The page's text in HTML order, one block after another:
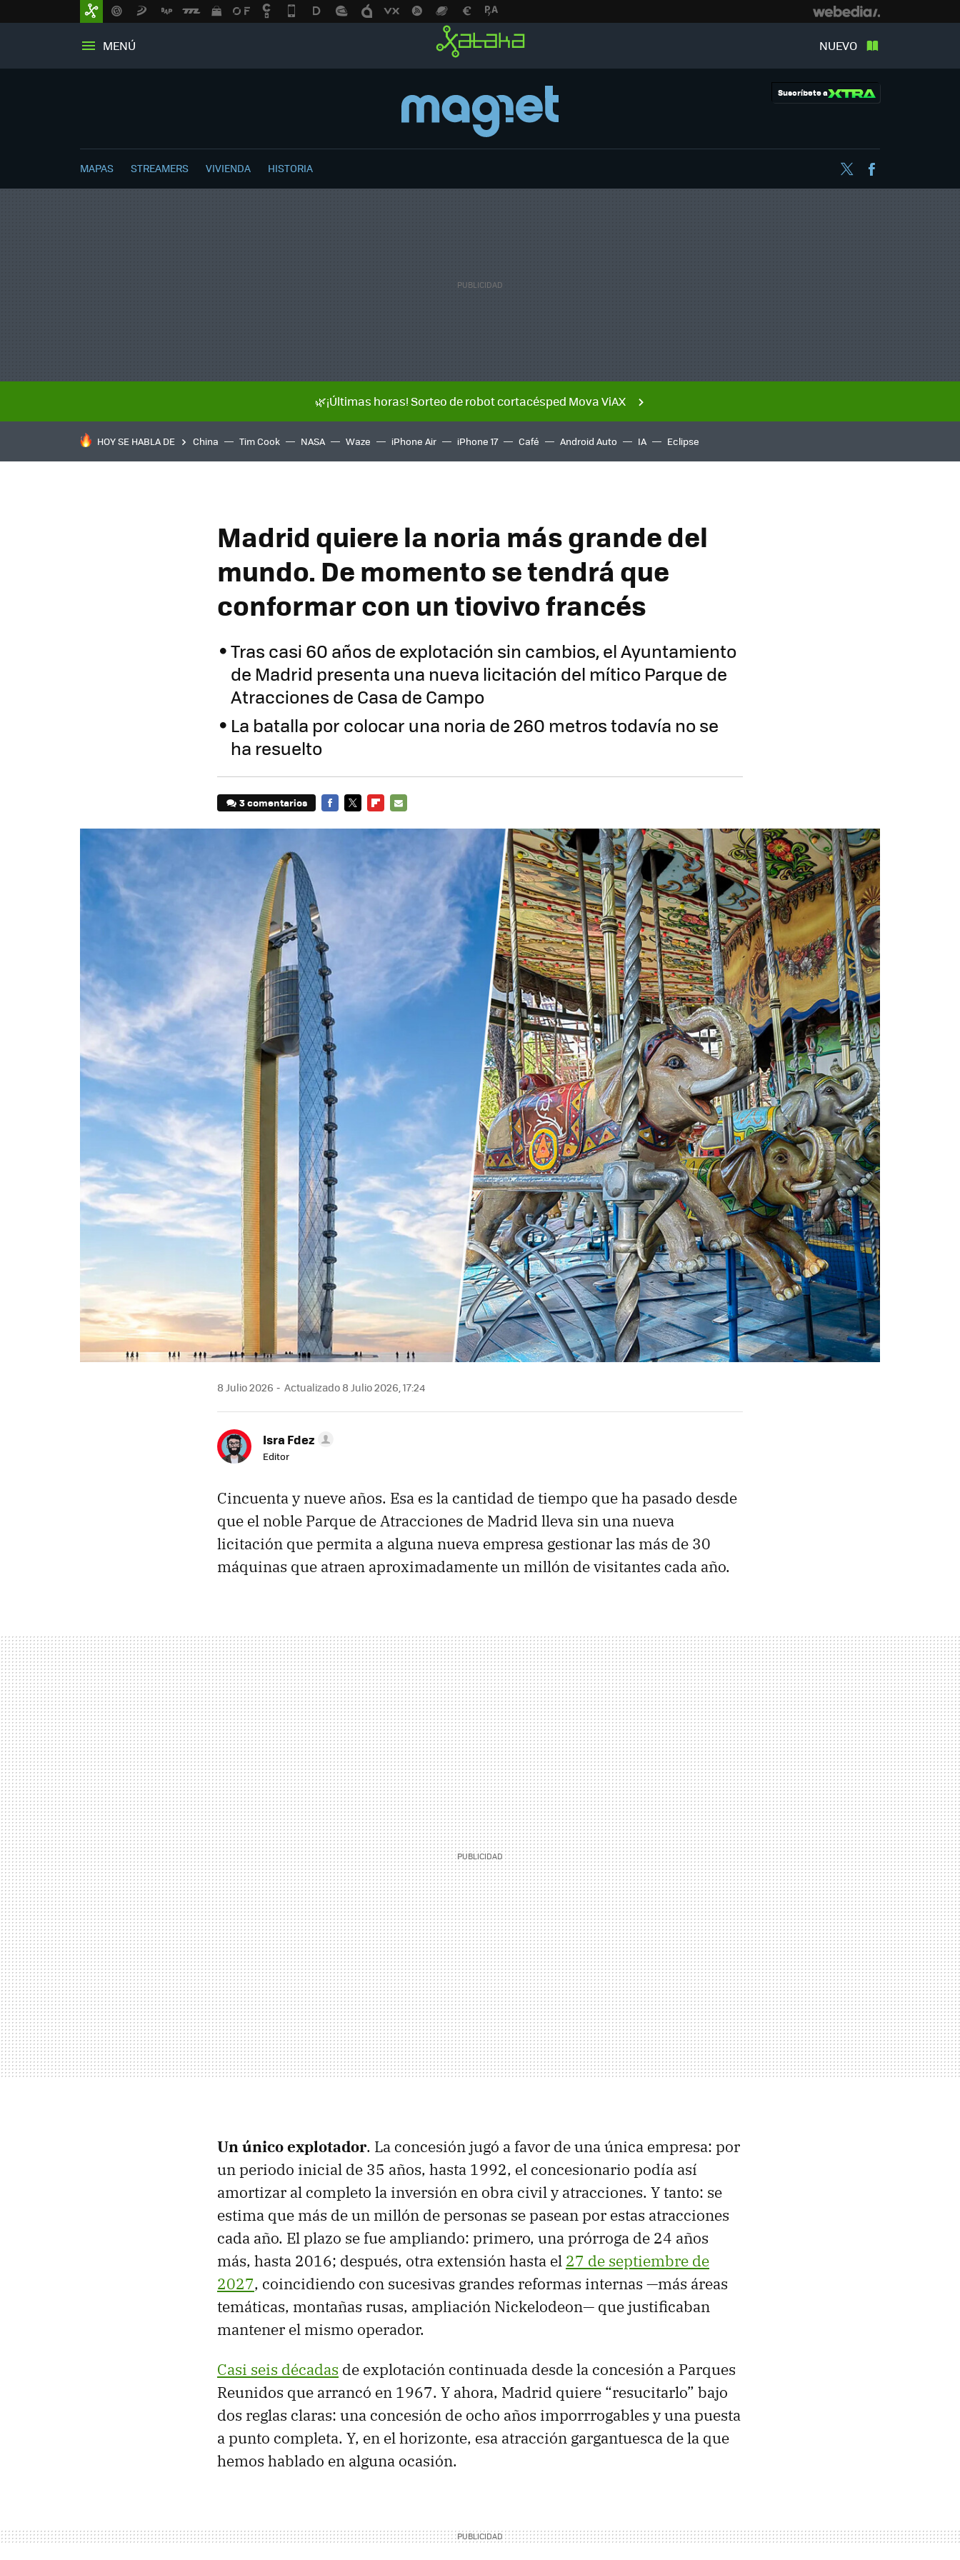
MENÚ NUEVO
Suscríbete a
MAPAS STREAMERS VIVIENDA HISTORIA Twitter
🌿¡Últimas horas! Sorteo de robot cortacésped Mova ViAX
HOY SE HABLA DE China Tim Cook NASA Waze iPhone Air iPhone 17 Café Android Auto IA Eclipse
Madrid quiere la noria más grande del
mundo. De momento se tendrá que
conformar con un tiovivo francés
Tras casi 60 años de explotación sin cambios, el Ayuntamiento
de Madrid presenta una nueva licitación del mítico Parque de
Atracciones de Casa de Campo
La batalla por colocar una noria de 260 metros todavía no se
ha resuelto
3 comentarios
MAIL
8 Julio 2026 Actualizado 8 Julio 2026, 17:24
Isra Fdez
Editor
Cincuenta y nueve años. Esa es la cantidad de tiempo que ha pasado desde
que el noble Parque de Atracciones de Madrid lleva sin una nueva
licitación que permita a alguna nueva empresa gestionar las más de 30
máquinas que atraen aproximadamente un millón de visitantes cada año.
Un único explotador. La concesión jugó a favor de una única empresa: por
un periodo inicial de 35 años, hasta 1992, el concesionario podía así
amortizar al completo la inversión en obra civil y atracciones. Y tanto: se
estima que más de un millón de personas se pasean por estas atracciones
cada año. El plazo se fue ampliando: primero, una prórroga de 24 años
más, hasta 2016; después, otra extensión hasta el 27 de septiembre de
2027, coincidiendo con sucesivas grandes reformas internas —más áreas
temáticas, montañas rusas, ampliación Nickelodeon— que justificaban
mantener el mismo operador.
Casi seis décadas de explotación continuada desde la concesión a Parques
Reunidos que arrancó en 1967. Y ahora, Madrid quiere “resucitarlo” bajo
dos reglas claras: una concesión de ocho años imporrrogables y una puesta
a punto completa. Y, en el horizonte, esa atracción gargantuesca de la que
hemos hablado en alguna ocasión.